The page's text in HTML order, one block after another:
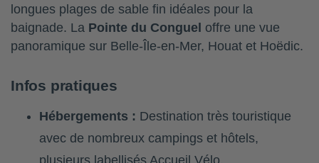
longues plages de sable fin idéales pour la
baignade. La Pointe du Conguel offre une vue
panoramique sur Belle-Île-en-Mer, Houat et Hoëdic.
Infos pratiques
Hébergements : Destination très touristique
avec de nombreux campings et hôtels,